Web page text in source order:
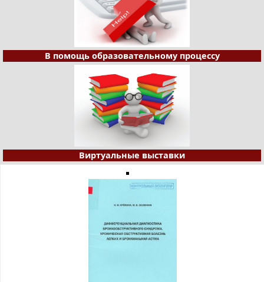
В помощь образовательному процессу
Виртуальные выставки